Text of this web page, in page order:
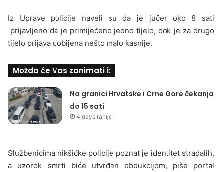
Iz Uprave policije naveli su da je jučer oko 8 sati
prijavljeno da je primijećeno jedno tijelo, dok je za drugo
tijelo prijava dobijena nešto malo kasnije.
Možda će Vas zanimati i:
Na granici Hrvatske i Crne Gore čekanja
do 15 sati
4 days ranije
Službenicima nikšićke policije poznat je identitet stradalih,
a uzorok smrti biće utvrđen obdukcijom, piše portal